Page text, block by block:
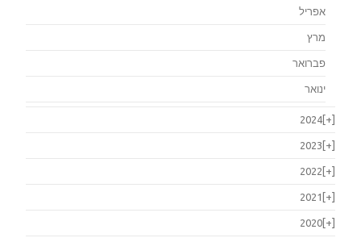
אפריל
מרץ
פברואר
ינואר
[+]
2024
[+]
2023
[+]
2022
[+]
2021
[+]
2020